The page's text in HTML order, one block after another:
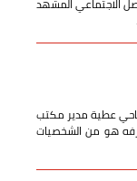
الاجتماعي المشهد
عطية مدير مكتب
هو من الشخصيات